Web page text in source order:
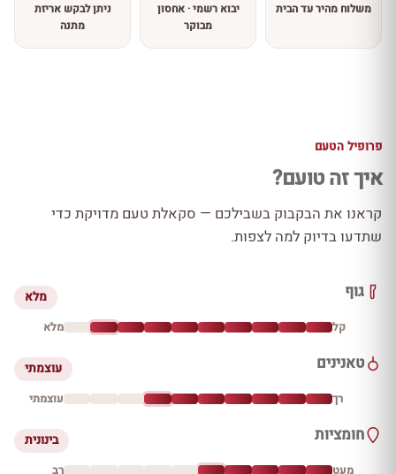
משלוח מהיר עד הבית
יבוא רשמי · אחסון
מבוקר
ניתן לבקש אריזת
מתנה
פרופיל הטעם
איך זה טועם?
קראנו את הבקבוק בשבילכם — סקאלת טעם מדויקת כדי
שתדעו בדיוק למה לצפות.
גוף מלא
קל מלא
טאנינים עוצמתי
רך עוצמתי
חומציות בינונית
מעט רב